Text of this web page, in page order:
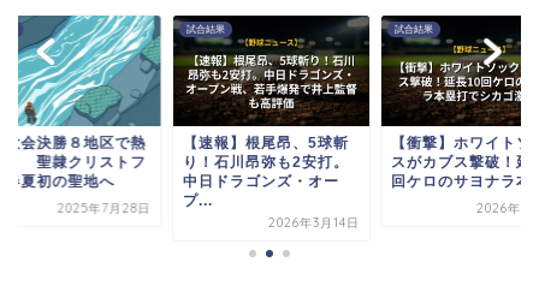
熱
試合結果
【速報】根尾昂、5球斬
り！石川昂弥も2安打。
中日ドラゴンズ・オー
プ...
【衝撃】ホワイトソック
スがカブス撃破！延長10
回ケロのサヨナラ本塁...
地方大
戦続々
ァー春